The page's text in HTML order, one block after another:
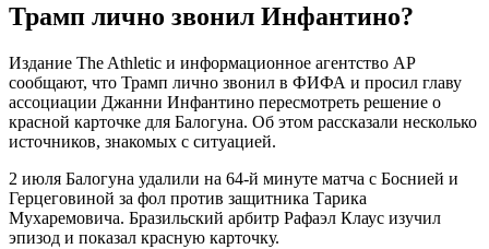
Трамп лично звонил Инфантино?
Издание The Athletic и информационное агентство AP
сообщают, что Трамп лично звонил в ФИФА и просил главу
ассоциации Джанни Инфантино пересмотреть решение о
красной карточке для Балогуна. Об этом рассказали несколько
источников, знакомых с ситуацией.
2 июля Балогуна удалили на 64-й минуте матча с Боснией и
Герцеговиной за фол против защитника Тарика
Мухаремовича. Бразильский арбитр Рафаэл Клаус изучил
эпизод и показал красную карточку.